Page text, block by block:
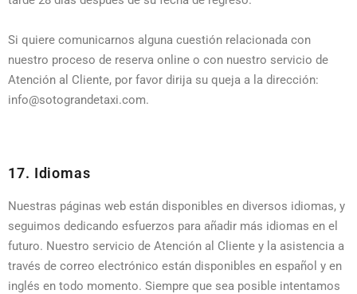
Si quiere comunicarnos alguna cuestión relacionada con
nuestro proceso de reserva online o con nuestro servicio de
Atención al Cliente, por favor dirija su queja a la dirección:
info@sotograndetaxi.com.
17. Idiomas
Nuestras páginas web están disponibles en diversos idiomas, y
seguimos dedicando esfuerzos para añadir más idiomas en el
futuro. Nuestro servicio de Atención al Cliente y la asistencia a
través de correo electrónico están disponibles en español y en
inglés en todo momento. Siempre que sea posible intentamos